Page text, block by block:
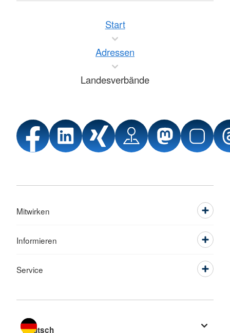
Start
Adressen
Landesverbände
Mitwirken
Informieren
Service
Sprache wechseln zu